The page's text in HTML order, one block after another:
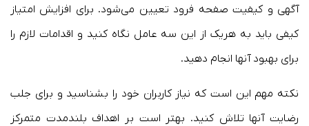
آگهی و کیفیت صفحه فرود تعیین می‌شود. برای افزایش امتیاز
کیفی باید به هریک از این سه عامل نگاه کنید و اقدامات لازم را
برای بهبود آنها انجام دهید.
نکته مهم این است که نیاز کاربران خود را بشناسید و برای جلب
رضایت آنها تلاش کنید. بهتر است بر اهداف بلندمدت متمرکز